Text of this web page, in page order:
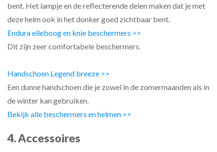
bent. Het lampje en de reflecterende delen maken dat je met
deze helm ook in het donker goed zichtbaar bent.
Endura elleboog en knie beschermers >>
Dit zijn zeer comfortabele beschermers.
Handschoen Legend breeze >>
Een dunne handschoen die je zowel in de zomermaanden als in
de winter kan gebruiken.
Bekijk alle beschermers en helmen >>
4. Accessoires